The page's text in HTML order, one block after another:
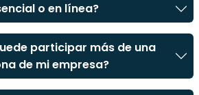
o en línea?
participar más de una
de mi empresa?